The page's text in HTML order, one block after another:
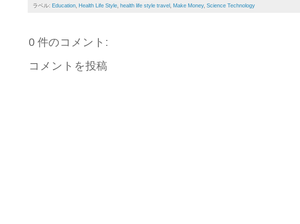
ラベル: Education Health Life Style health life style travel Make Money, Science Technology
0 件のコメント:
コメントを投稿